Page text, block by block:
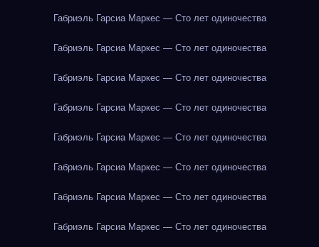
Габриэль Гарсиа Маркес — Сто лет одиночества
Габриэль Гарсиа Маркес — Сто лет одиночества
Габриэль Гарсиа Маркес — Сто лет одиночества
Габриэль Гарсиа Маркес — Сто лет одиночества
Габриэль Гарсиа Маркес — Сто лет одиночества
Габриэль Гарсиа Маркес — Сто лет одиночества
Габриэль Гарсиа Маркес — Сто лет одиночества
Габриэль Гарсиа Маркес — Сто лет одиночества